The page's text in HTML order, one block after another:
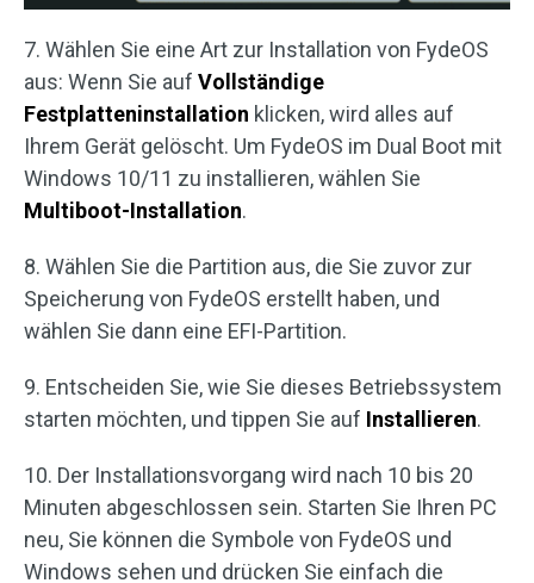
7. Wählen Sie eine Art zur Installation von FydeOS
aus: Wenn Sie auf Vollständige
Festplatteninstallation klicken, wird alles auf
Ihrem Gerät gelöscht. Um FydeOS im Dual Boot mit
Windows 10/11 zu installieren, wählen Sie
Multiboot-Installation.
8. Wählen Sie die Partition aus, die Sie zuvor zur
Speicherung von FydeOS erstellt haben, und
wählen Sie dann eine EFI-Partition.
9. Entscheiden Sie, wie Sie dieses Betriebssystem
starten möchten, und tippen Sie auf Installieren.
10. Der Installationsvorgang wird nach 10 bis 20
Minuten abgeschlossen sein. Starten Sie Ihren PC
neu, Sie können die Symbole von FydeOS und
Windows sehen und drücken Sie einfach die